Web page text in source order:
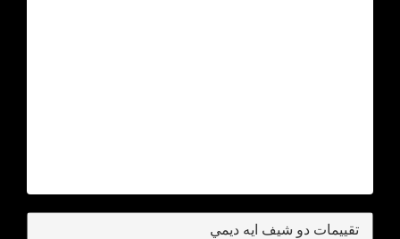
تقييمات دو شيف ايه ديمي